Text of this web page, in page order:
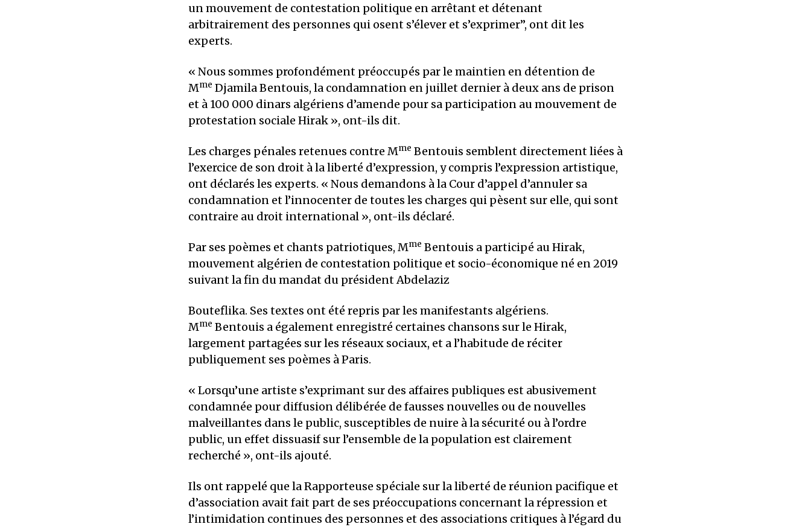
un mouvement de contestation politique en arrêtant et détenant
arbitrairement des personnes qui osent s’élever et s’exprimer”, ont dit les
experts.
« Nous sommes profondément préoccupés par le maintien en détention de
Mme Djamila Bentouis, la condamnation en juillet dernier à deux ans de prison
et à 100 000 dinars algériens d’amende pour sa participation au mouvement de
protestation sociale Hirak », ont-ils dit.
Les charges pénales retenues contre Mme Bentouis semblent directement liées à
l’exercice de son droit à la liberté d’expression, y compris l’expression artistique,
ont déclarés les experts. « Nous demandons à la Cour d’appel d’annuler sa
condamnation et l’innocenter de toutes les charges qui pèsent sur elle, qui sont
contraire au droit international », ont-ils déclaré.
Par ses poèmes et chants patriotiques, Mme Bentouis a participé au Hirak,
mouvement algérien de contestation politique et socio-économique né en 2019
suivant la fin du mandat du président Abdelaziz
Bouteflika. Ses textes ont été repris par les manifestants algériens.
Mme Bentouis a également enregistré certaines chansons sur le Hirak,
largement partagées sur les réseaux sociaux, et a l’habitude de réciter
publiquement ses poèmes à Paris.
« Lorsqu’une artiste s’exprimant sur des affaires publiques est abusivement
condamnée pour diffusion délibérée de fausses nouvelles ou de nouvelles
malveillantes dans le public, susceptibles de nuire à la sécurité ou à l’ordre
public, un effet dissuasif sur l’ensemble de la population est clairement
recherché », ont-ils ajouté.
Ils ont rappelé que la Rapporteuse spéciale sur la liberté de réunion pacifique et
d’association avait fait part de ses préoccupations concernant la répression et
l’intimidation continues des personnes et des associations critiques à l’égard du